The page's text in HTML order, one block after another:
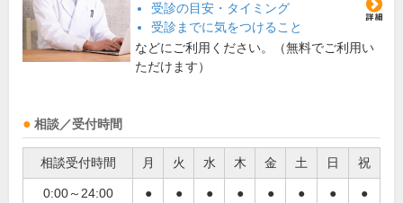
受診の目安・タイミング
受診までに気をつけること
などにご利用ください。（無料でご利用い
ただけます）
相談／受付時間
相談受付時間 月 火 水 木 金 土 日 祝
0:00～24:00 ● ● ● ● ● ● ● ●